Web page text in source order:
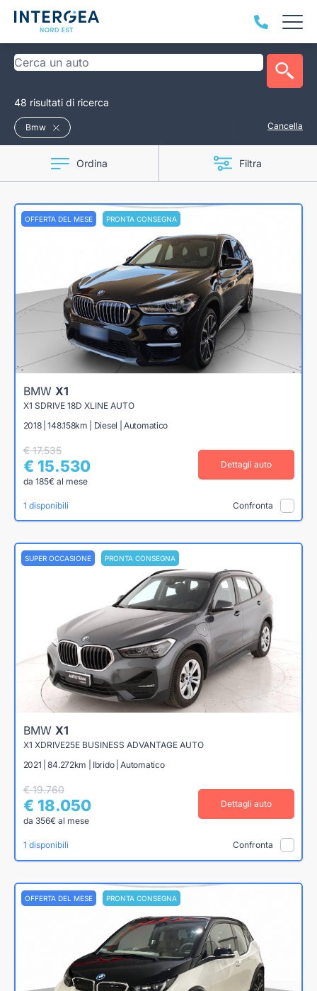
48 risultati di ricerca
Bmw Cancella
Ordina Filtra
OFFERTA DEL MESE PRONTA CONSEGNA
BMW X1
X1 SDRIVE 18D XLINE AUTO
2018 | 148.158km | Diesel | Automatico
€ 17.535
€ 15.530
da 185€ al mese
Dettagli auto
1 disponibili Confronta
SUPER OCCASIONE PRONTA CONSEGNA
BMW X1
X1 XDRIVE25E BUSINESS ADVANTAGE AUTO
2021 | 84.272km | Ibrido | Automatico
€ 19.760
€ 18.050
da 356€ al mese
Dettagli auto
1 disponibili Confronta
OFFERTA DEL MESE PRONTA CONSEGNA